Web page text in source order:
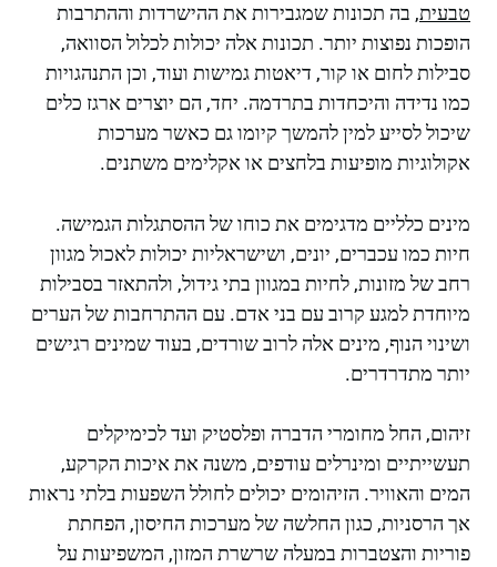
טבעית, בה תכונות שמגבירות את ההישרדות וההתרבות
הופכות נפוצות יותר. תכונות אלה יכולות לכלול הסוואה,
סבילות לחום או קור, דיאטות גמישות ועוד, וכן התנהגויות
כמו נדידה והיכחדות בתרדמה. יחד, הם יוצרים ארגז כלים
שיכול לסייע למין להמשך קיומו גם כאשר מערכות
אקולוגיות מופיעות בלחצים או אקלימים משתנים.
מינים כלליים מדגימים את כוחו של ההסתגלות הגמישה.
חיות כמו עכברים, יונים, ושישראליות יכולות לאכול מגוון
רחב של מזונות, לחיות במגוון בתי גידול, ולהתאזר בסבילות
מיוחדת למגע קרוב עם בני אדם. עם ההתרחבות של הערים
ושינוי הנוף, מינים אלה לרוב שורדים, בעוד שמינים רגישים
יותר מתדרדרים.
זיהום, החל מחומרי הדברה ופלסטיק ועד לכימיקלים
תעשייתיים ומינרלים עודפים, משנה את איכות הקרקע,
המים והאוויר. הזיהומים יכולים לחולל השפעות בלתי נראות
אך הרסניות, כגון החלשה של מערכות החיסון, הפחתת
פוריות והצטברות במעלה שרשרת המזון, המשפיעות על